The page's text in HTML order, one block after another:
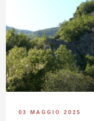
03 MAGGIO 2025